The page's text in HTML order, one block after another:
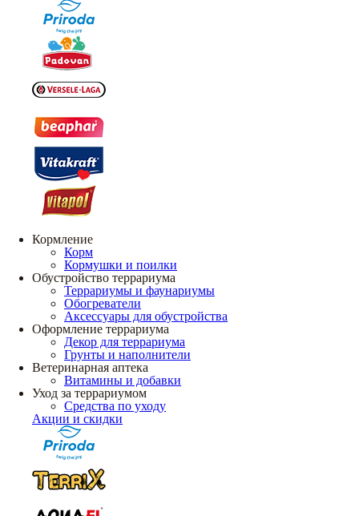
Кормление
Корм
Кормушки и поилки
Обустройство террариума
Террариумы и фаунариумы
Обогреватели
Аксессуары для обустройства
Оформление террариума
Декор для террариума
Грунты и наполнители
Ветеринарная аптека
Витамины и добавки
Уход за террариумом
Средства по уходу
Акции и скидки